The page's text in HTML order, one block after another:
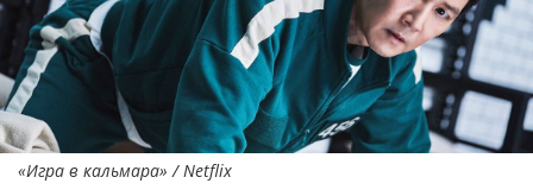
«Игра в кальмара» / Netflix